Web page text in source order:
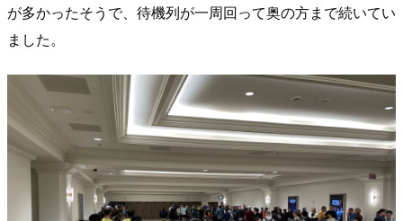
が多かったそうで、待機列が一周回って奥の方まで続いてい
ました。